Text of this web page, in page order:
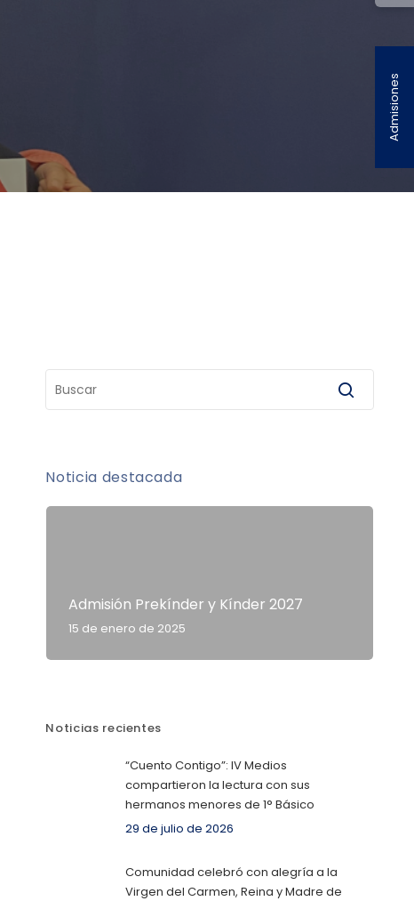
Noticia destacada
Admisión Prekínder y Kínder 2027
15 de enero de 2025
Noticias recientes
“Cuento Contigo”: IV Medios
compartieron la lectura con sus
hermanos menores de 1° Básico
29 de julio de 2026
Comunidad celebró con alegría a la
Virgen del Carmen, Reina y Madre de
Admisiones